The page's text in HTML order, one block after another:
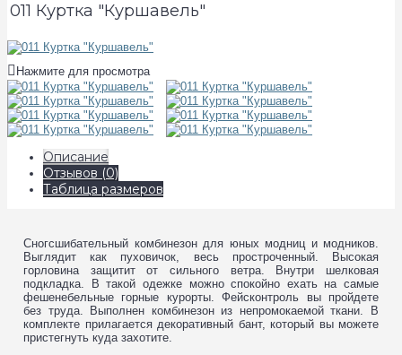
011 Куртка "Куршавель"
Нажмите для просмотра
Описание
Отзывов (0)
Таблица размеров
Сногсшибательный комбинезон для юных модниц и модников.
Выглядит как пуховичок, весь простроченный. Высокая
горловина защитит от сильного ветра. Внутри шелковая
подкладка. В такой одежке можно спокойно ехать на самые
фешенебельные горные курорты. Фейсконтроль вы пройдете
без труда. Выполнен комбинезон из непромокаемой ткани. В
комплекте прилагается декоративный бант, который вы можете
пристегнуть куда захотите.